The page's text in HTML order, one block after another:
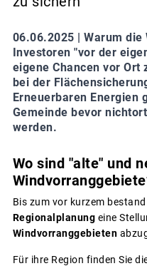
06.06.2025 | Warum die
Investoren "vor der
eigene Chancen vor Ort
bei der
Erneuerbaren Energien
Gemeinde bevor
werden.
Wo sind "alte" und
Bis zum vor kurzem
Regionalplanung eine
Windvorranggebieten
Für ihre Region finden Sie